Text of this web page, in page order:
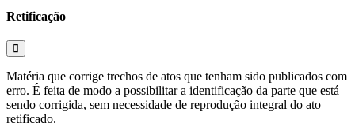
Retificação
Matéria que corrige trechos de atos que tenham sido publicados com
erro. É feita de modo a possibilitar a identificação da parte que está
sendo corrigida, sem necessidade de reprodução integral do ato
retificado.